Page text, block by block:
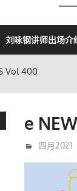
刘咏钢讲师出场介
Vol 400
e
5月 6, 2021
trainer
四月2021